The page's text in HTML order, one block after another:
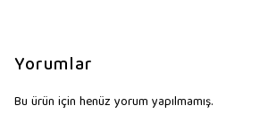
Yorumlar
Bu ürün için henüz yorum yapılmamış.